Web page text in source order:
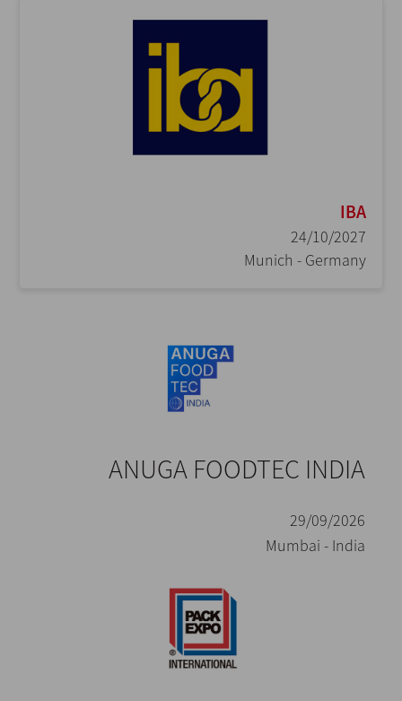
IBA
24/10/2027
Munich - Germany
ANUGA FOODTEC INDIA
29/09/2026
Mumbai - India